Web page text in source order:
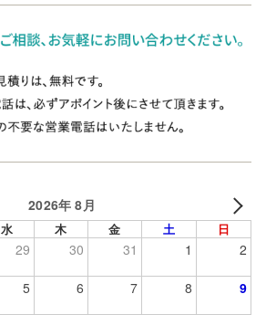
2026年 8月
水 木 金 土 日
29 30 31 1 2
5 6 7 8 9